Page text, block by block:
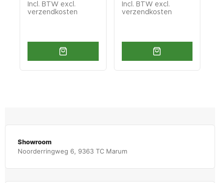
Incl. BTW excl.
verzendkosten
Incl. BTW excl.
verzendkosten
Showroom
Noorderringweg 6, 9363 TC Marum